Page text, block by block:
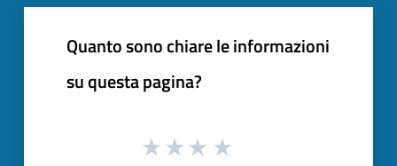
Quanto sono chiare le informazioni
su questa pagina?